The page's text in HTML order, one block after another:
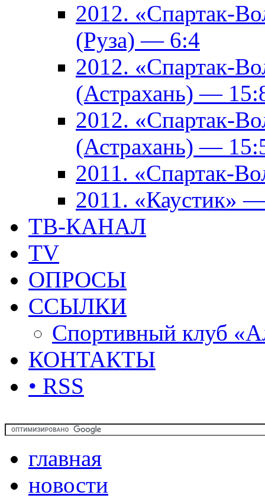
2012. «Спартак-
(Руза) — 6:4
2012. «Спартак-
(Астрахань) —
2012. «Спартак-
(Астрахань) —
2011. «Спартак-
2011.
ТВ-КАНАЛ
TV
ОПРОСЫ
ССЫЛКИ
Спортивный клуб
КОНТАКТЫ
• RSS
главная
новости